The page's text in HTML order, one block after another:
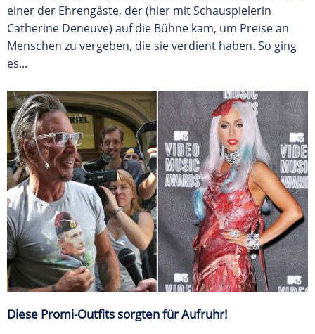
einer der Ehrengäste, der (hier mit Schauspielerin
Catherine Deneuve) auf die Bühne kam, um Preise an
Menschen zu vergeben, die sie verdient haben. So ging
es...
Diese Promi-Outfits sorgten für Aufruhr!